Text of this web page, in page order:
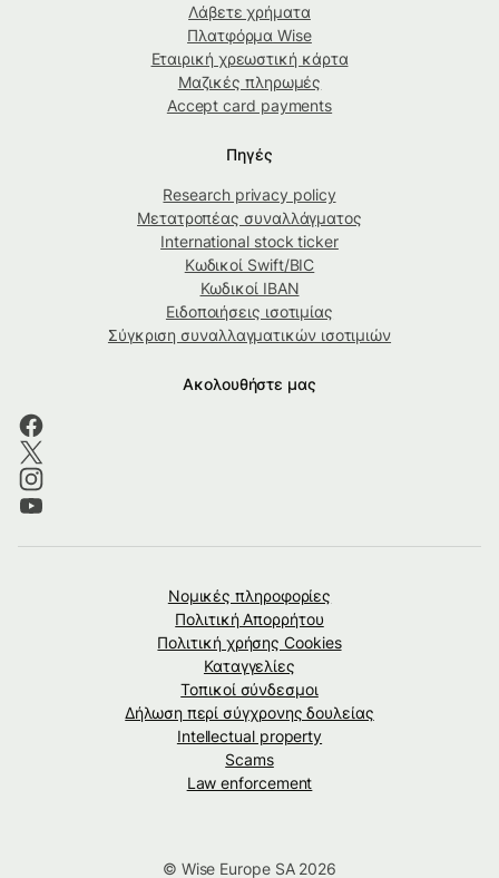
Λάβετε χρήματα
Πλατφόρμα Wise
Εταιρική χρεωστική κάρτα
Μαζικές πληρωμές
Accept card payments
Πηγές
Research privacy policy
Μετατροπέας συναλλάγματος
International stock ticker
Κωδικοί Swift/BIC
Κωδικοί IBAN
Ειδοποιήσεις ισοτιμίας
Σύγκριση συναλλαγματικών ισοτιμιών
Ακολουθήστε μας
Νομικές πληροφορίες
Πολιτική Απορρήτου
Πολιτική χρήσης Cookies
Καταγγελίες
Τοπικοί σύνδεσμοι
Δήλωση περί σύγχρονης δουλείας
Intellectual property
Scams
Law enforcement
© Wise Europe SA 2026